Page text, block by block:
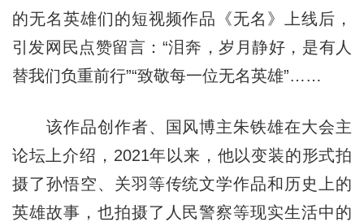
的无名英雄们的短视频作品《无名》上线后，
引发网民点赞留言：“泪奔，岁月静好，是有人
替我们负重前行”“致敬每一位无名英雄”……
该作品创作者、国风博主朱铁雄在大会主
论坛上介绍，2021年以来，他以变装的形式拍
摄了孙悟空、关羽等传统文学作品和历史上的
英雄故事，也拍摄了人民警察等现实生活中的